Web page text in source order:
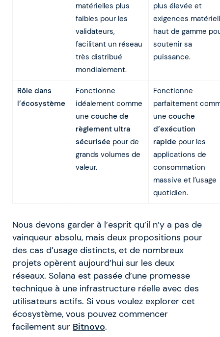
matérielles plus
faibles pour les
validateurs,
facilitant un réseau
très distribué
mondialement.
plus élevée et
exigences
haut de gamme
soutenir sa
puissance.
Rôle dans
l’écosystème
Fonctionne
idéalement comme
une couche de
règlement ultra
sécurisée pour de
grands volumes de
valeur.
Fonctionne
parfaitement
une couche
d’exécution
rapide pour les
applications de
consommation
massive et l’usage
quotidien.
Nous devons garder à l’esprit qu’il n’y a pas de
vainqueur absolu, mais deux propositions pour
des cas d’usage distincts, et de nombreux
projets opèrent aujourd’hui sur les deux
réseaux. Solana est passée d’une promesse
technique à une infrastructure réelle avec des
utilisateurs actifs. Si vous voulez explorer cet
écosystème, vous pouvez commencer
facilement sur Bitnovo.